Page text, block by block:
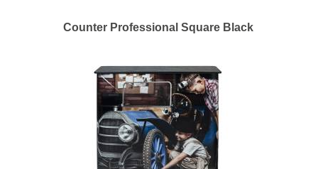
Counter Professional Square Black